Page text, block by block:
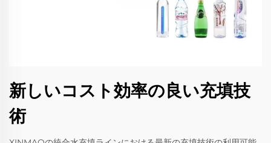
新しいコスト効率の良い充填技
術